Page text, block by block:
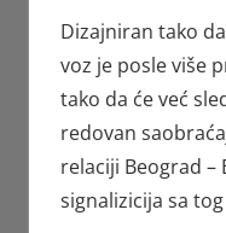
Dizajniran tako
voz je posle više
tako da će već
redovan
relaciji Beograd
signalizicija sa